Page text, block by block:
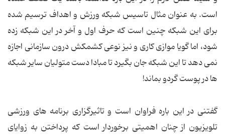
است. به عنوان مثال تاسیس شبکه ورزش و اهداف ترسیم شده
برای این شبکه چنین است که حرف اول و آخر در این شبکه زده
شود، اما گویا موازی کاری و نیز نوعی کشمکش درون سازمانی اجازه
نمی دهد تا این شبکه جان بگیرد تا مبادا دست متولیان سایر شبکه
ها در پوست گردو بماند!
گفتنی در این باره فراوان است و تاثیرگزاری برنامه های ورزشی
تلویزیون از چنان اهمیتی برخوردار است که پرداختن به زوایای